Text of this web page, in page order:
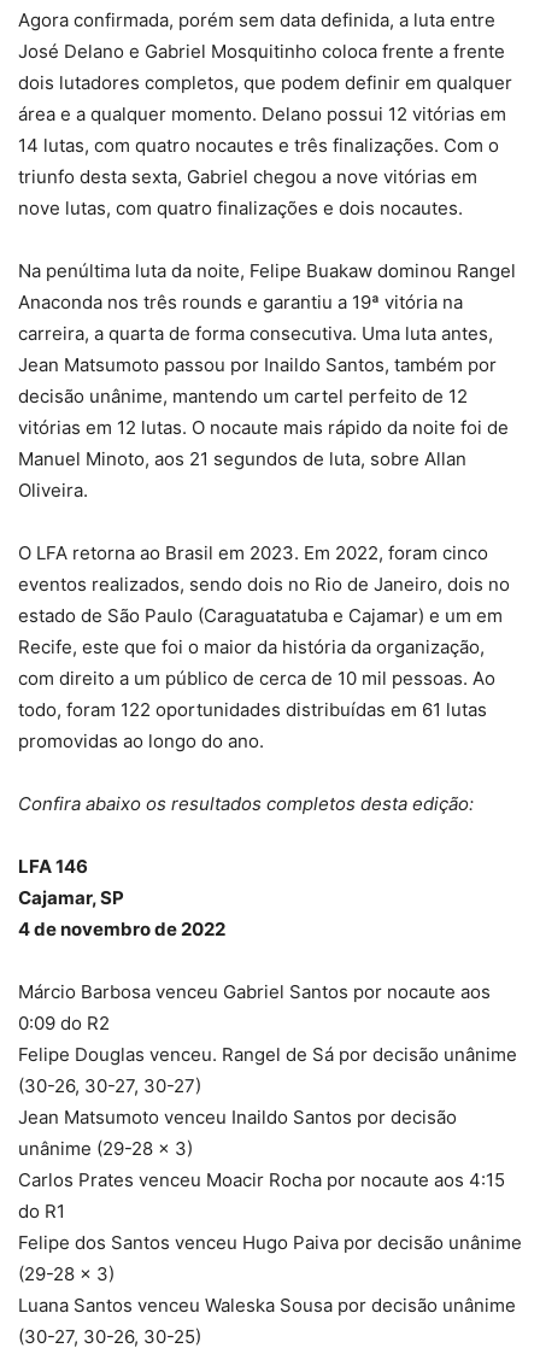
Agora confirmada, porém sem data definida, a luta entre
José Delano e Gabriel Mosquitinho coloca frente a frente
dois lutadores completos, que podem definir em qualquer
área e a qualquer momento. Delano possui 12 vitórias em
14 lutas, com quatro nocautes e três finalizações. Com o
triunfo desta sexta, Gabriel chegou a nove vitórias em
nove lutas, com quatro finalizações e dois nocautes.
Na penúltima luta da noite, Felipe Buakaw dominou Rangel
Anaconda nos três rounds e garantiu a 19ª vitória na
carreira, a quarta de forma consecutiva. Uma luta antes,
Jean Matsumoto passou por Inaildo Santos, também por
decisão unânime, mantendo um cartel perfeito de 12
vitórias em 12 lutas. O nocaute mais rápido da noite foi de
Manuel Minoto, aos 21 segundos de luta, sobre Allan
Oliveira.
O LFA retorna ao Brasil em 2023. Em 2022, foram cinco
eventos realizados, sendo dois no Rio de Janeiro, dois no
estado de São Paulo (Caraguatatuba e Cajamar) e um em
Recife, este que foi o maior da história da organização,
com direito a um público de cerca de 10 mil pessoas. Ao
todo, foram 122 oportunidades distribuídas em 61 lutas
promovidas ao longo do ano.
Confira abaixo os resultados completos desta edição:
LFA 146
Cajamar, SP
4 de novembro de 2022
Márcio Barbosa venceu Gabriel Santos por nocaute aos
0:09 do R2
Felipe Douglas venceu. Rangel de Sá por decisão unânime
(30-26, 30-27, 30-27)
Jean Matsumoto venceu Inaildo Santos por decisão
unânime (29-28 x 3)
Carlos Prates venceu Moacir Rocha por nocaute aos 4:15
do R1
Felipe dos Santos venceu Hugo Paiva por decisão unânime
(29-28 x 3)
Luana Santos venceu Waleska Sousa por decisão unânime
(30-27, 30-26, 30-25)